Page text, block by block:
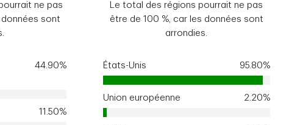
ne pas
sont
44.90%
11.50%
Le total des régions pourrait ne pas
être de 100 %, car les données sont
arrondies.
États-Unis 95.80%
Union européenne 2.20%